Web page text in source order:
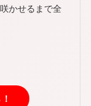
かせるまで全